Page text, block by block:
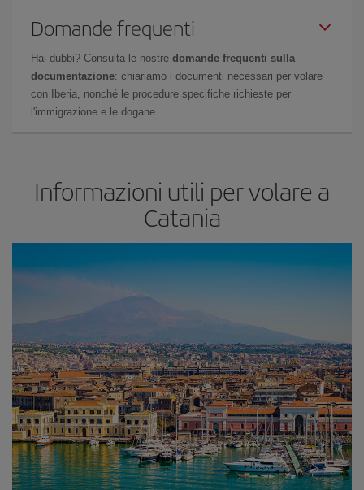
Domande frequenti
Hai dubbi? Consulta le nostre domande frequenti sulla
documentazione: chiariamo i documenti necessari per volare
con Iberia, nonché le procedure specifiche richieste per
l'immigrazione e le dogane.
Informazioni utili per volare a
Catania